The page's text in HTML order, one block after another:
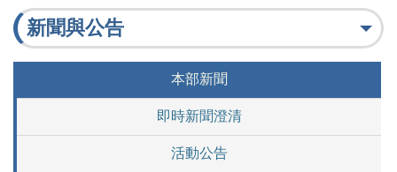
新聞與公告
本部新聞
即時新聞澄清
活動公告